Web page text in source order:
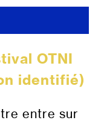
OTNI
identifié)
entre sur